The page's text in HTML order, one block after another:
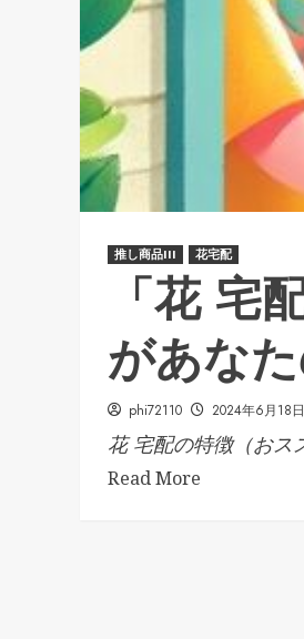
推し商品III 花宅配
「花 宅
があな
phi72110 2024年6月18日
花 宅配の特徴（おス
Read More